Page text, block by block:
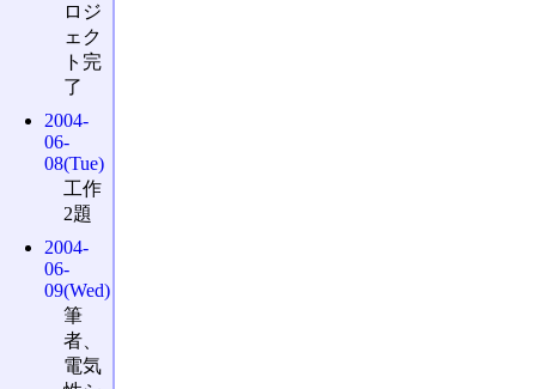
ロジ
ェク
ト完
了
2004-
06-
08(Tue)
工作
2題
2004-
06-
09(Wed)
筆
者、
電気